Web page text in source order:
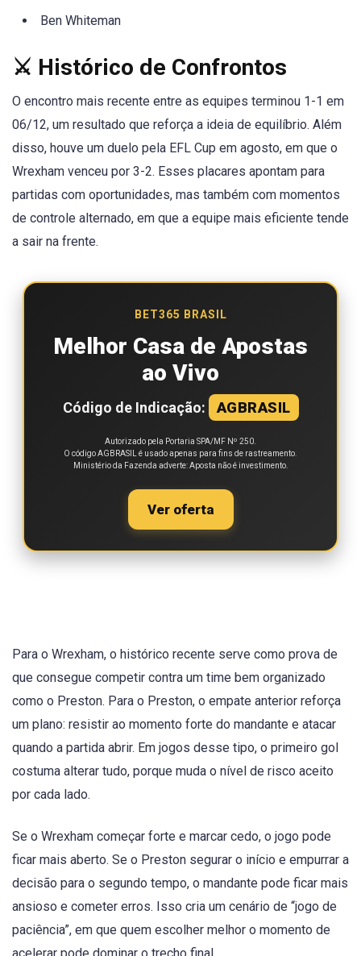
Ben Whiteman
⚔️ Histórico de Confrontos
O encontro mais recente entre as equipes terminou 1-1 em
06/12, um resultado que reforça a ideia de equilíbrio. Além
disso, houve um duelo pela EFL Cup em agosto, em que o
Wrexham venceu por 3-2. Esses placares apontam para
partidas com oportunidades, mas também com momentos
de controle alternado, em que a equipe mais eficiente tende
a sair na frente.
BET365 BRASIL
Melhor Casa de Apostas
ao Vivo
Código de Indicação: AGBRASIL
Autorizado pela Portaria SPA/MF Nº 250.
O código AGBRASIL é usado apenas para fins de rastreamento.
Ministério da Fazenda adverte: Aposta não é investimento.
Ver oferta
Para o Wrexham, o histórico recente serve como prova de
que consegue competir contra um time bem organizado
como o Preston. Para o Preston, o empate anterior reforça
um plano: resistir ao momento forte do mandante e atacar
quando a partida abrir. Em jogos desse tipo, o primeiro gol
costuma alterar tudo, porque muda o nível de risco aceito
por cada lado.
Se o Wrexham começar forte e marcar cedo, o jogo pode
ficar mais aberto. Se o Preston segurar o início e empurrar a
decisão para o segundo tempo, o mandante pode ficar mais
ansioso e cometer erros. Isso cria um cenário de “jogo de
paciência”, em que quem escolher melhor o momento de